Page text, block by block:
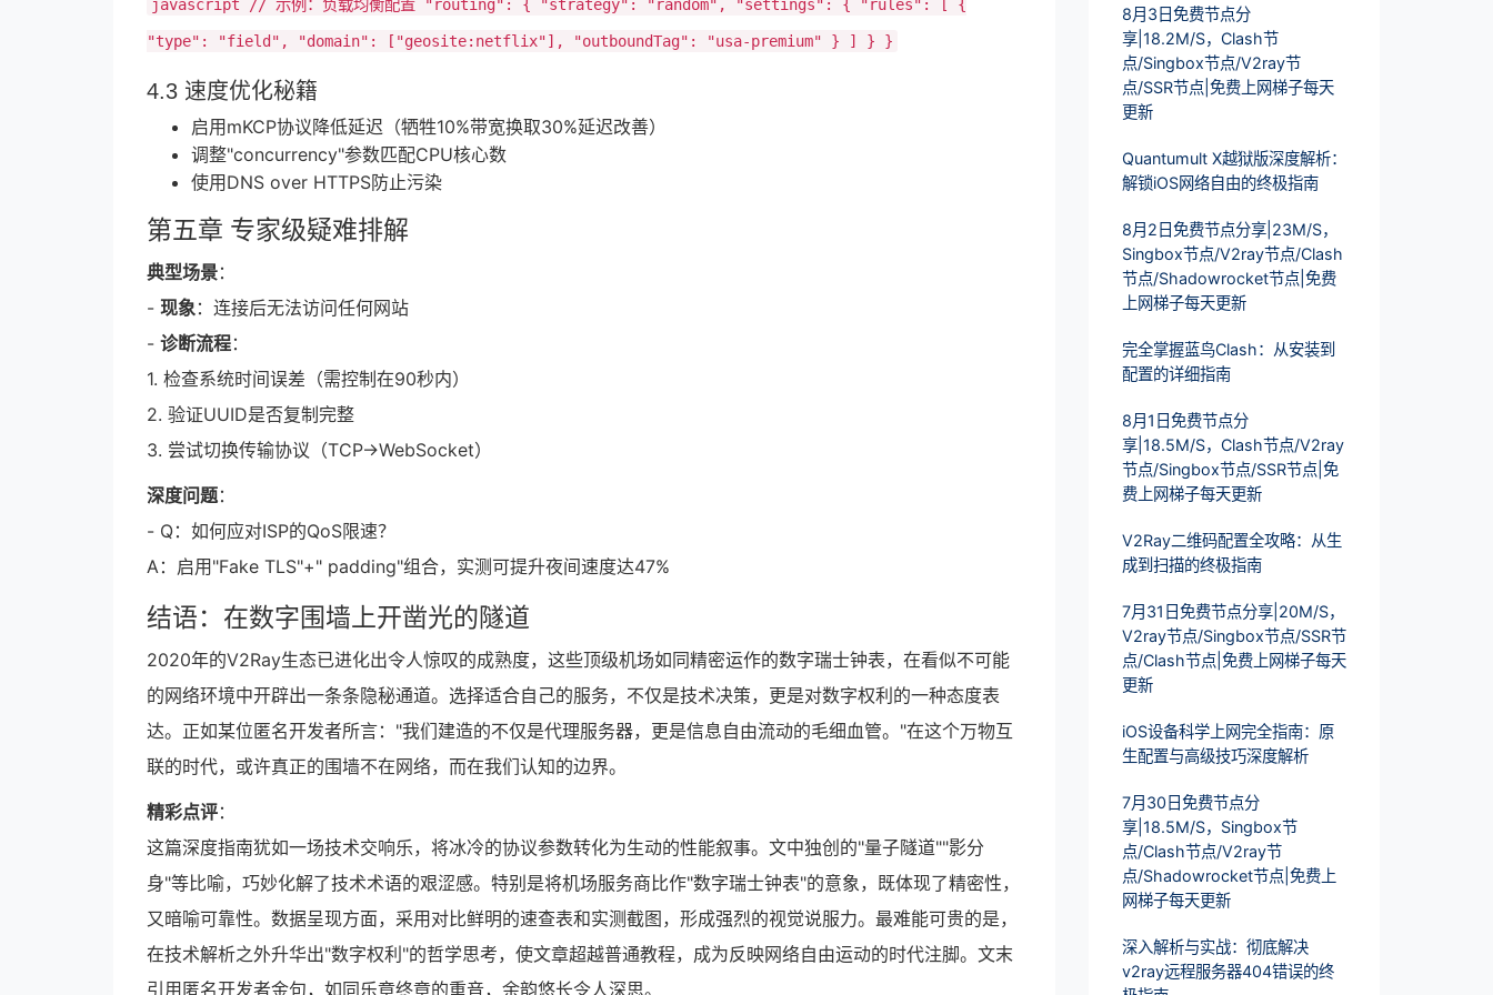
javascript // 示例：负载均衡配置 "routing": { "strategy": "random", "settings": { "rules": [ {
"type": "field", "domain": ["geosite:netflix"], "outboundTag": "usa-premium" } ] } }
4.3 速度优化秘籍
启用mKCP协议降低延迟（牺牲10%带宽换取30%延迟改善）
调整"concurrency"参数匹配CPU核心数
使用DNS over HTTPS防止污染
第五章 专家级疑难排解
典型场景：
- 现象：连接后无法访问任何网站
- 诊断流程：
1. 检查系统时间误差（需控制在90秒内）
2. 验证UUID是否复制完整
3. 尝试切换传输协议（TCP→WebSocket）
深度问题：
- Q：如何应对ISP的QoS限速？
A：启用"Fake TLS"+" padding"组合，实测可提升夜间速度达47%
结语：在数字围墙上开凿光的隧道
2020年的V2Ray生态已进化出令人惊叹的成熟度，这些顶级机场如同精密运作的数字瑞士钟表，在看似不可能
的网络环境中开辟出一条条隐秘通道。选择适合自己的服务，不仅是技术决策，更是对数字权利的一种态度表
达。正如某位匿名开发者所言："我们建造的不仅是代理服务器，更是信息自由流动的毛细血管。"在这个万物互
联的时代，或许真正的围墙不在网络，而在我们认知的边界。
精彩点评：
这篇深度指南犹如一场技术交响乐，将冰冷的协议参数转化为生动的性能叙事。文中独创的"量子隧道""影分
身"等比喻，巧妙化解了技术术语的艰涩感。特别是将机场服务商比作"数字瑞士钟表"的意象，既体现了精密性，
又暗喻可靠性。数据呈现方面，采用对比鲜明的速查表和实测截图，形成强烈的视觉说服力。最难能可贵的是，
在技术解析之外升华出"数字权利"的哲学思考，使文章超越普通教程，成为反映网络自由运动的时代注脚。文末
引用匿名开发者金句，如同乐章终章的重音，余韵悠长令人深思。
8月3日免费节点分
享|18.2M/S，Clash节
点/Singbox节点/V2ray节
点/SSR节点|免费上网梯子每天
更新
Quantumult X越狱版深度解析：
解锁iOS网络自由的终极指南
8月2日免费节点分享|23M/S，
Singbox节点/V2ray节点/Clash
节点/Shadowrocket节点|免费
上网梯子每天更新
完全掌握蓝鸟Clash：从安装到
配置的详细指南
8月1日免费节点分
享|18.5M/S，Clash节点/V2ray
节点/Singbox节点/SSR节点|免
费上网梯子每天更新
V2Ray二维码配置全攻略：从生
成到扫描的终极指南
7月31日免费节点分享|20M/S，
V2ray节点/Singbox节点/SSR节
点/Clash节点|免费上网梯子每天
更新
iOS设备科学上网完全指南：原
生配置与高级技巧深度解析
7月30日免费节点分
享|18.5M/S，Singbox节
点/Clash节点/V2ray节
点/Shadowrocket节点|免费上
网梯子每天更新
深入解析与实战：彻底解决
v2ray远程服务器404错误的终